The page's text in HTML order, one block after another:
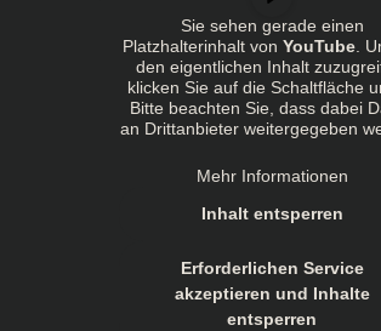
Sie sehen gerade einen
Platzhalterinhalt von YouTube .
den eigentlichen Inhalt
klicken Sie auf die Schaltfläche
Bitte beachten Sie, dass dabei
an Drittanbieter weitergegeben
Mehr Informationen
Inhalt entsperren
Erforderlichen Service
akzeptieren und Inhalte
entsperren